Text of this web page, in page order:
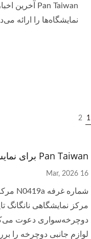
نمایشگاه‌ها را ارائه
1
2
Pan Taiwan برای نمایش نوآوری‌ها در نمایشگاه دوچرخه تایپه 2026
16 Mar, 2026
لوازم جانبی دوچرخه را
ابزارهای چندکاره